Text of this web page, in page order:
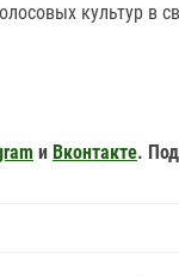
культур в
и Вконтакте.